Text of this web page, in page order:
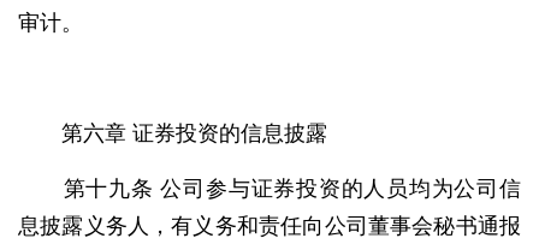
审计。
第六章 证券投资的信息披露
第十九条 公司参与证券投资的人员均为公司信
息披露义务人，有义务和责任向公司董事会秘书通报